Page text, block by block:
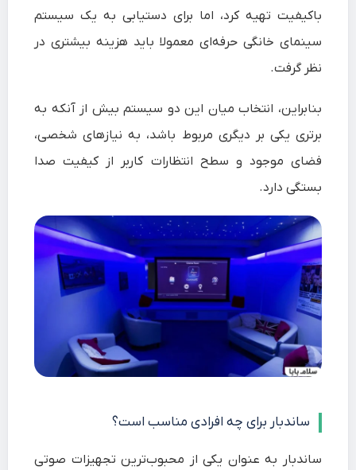
باکیفیت تهیه کرد، اما برای دستیابی به یک سیستم
سینمای خانگی حرفه‌ای معمولا باید هزینه بیشتری در
نظر گرفت.
بنابراین، انتخاب میان این دو سیستم بیش از آنکه به
برتری یکی بر دیگری مربوط باشد، به نیازهای شخصی،
فضای موجود و سطح انتظارات کاربر از کیفیت صدا
بستگی دارد.
ساندبار برای چه افرادی مناسب است؟
ساندبار به عنوان یکی از محبوب‌ترین تجهیزات صوتی